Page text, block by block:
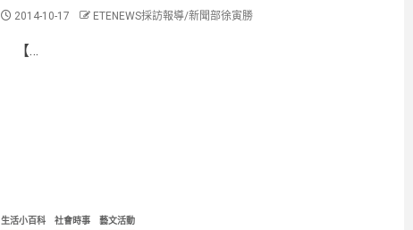
2014-10-17 ETENEWS採訪報導/新聞部徐寅勝
【…
生活小百科 社會時事 藝文活動